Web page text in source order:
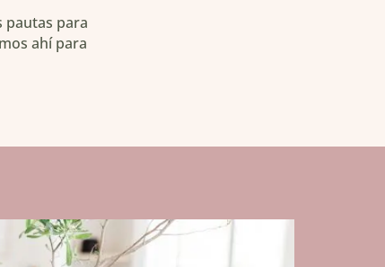
pautas para
ahí para